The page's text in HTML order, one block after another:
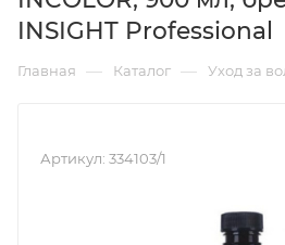
INSIGHT Professional
Главная — Каталог — Уход за
Артикул: 334103/1